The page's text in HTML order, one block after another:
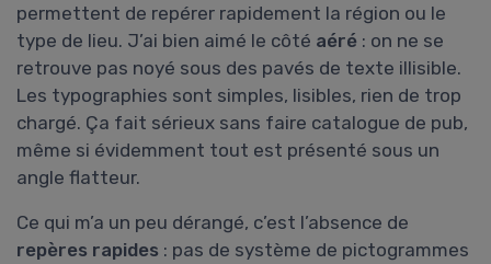
permettent de repérer rapidement la région ou le
type de lieu. J’ai bien aimé le côté aéré : on ne se
retrouve pas noyé sous des pavés de texte illisible.
Les typographies sont simples, lisibles, rien de trop
chargé. Ça fait sérieux sans faire catalogue de pub,
même si évidemment tout est présenté sous un
angle flatteur.
Ce qui m’a un peu dérangé, c’est l’absence de
repères rapides : pas de système de pictogrammes